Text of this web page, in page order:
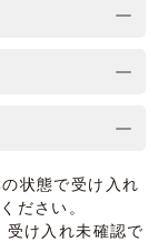
状態で受け入れ
ださい。
け入れ未確認で